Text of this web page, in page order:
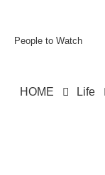
People to Watch
HOME Life